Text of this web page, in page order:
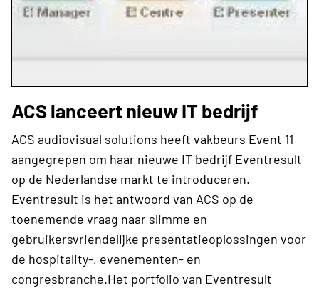
ACS lanceert nieuw IT bedrijf
ACS audiovisual solutions heeft vakbeurs Event 11
aangegrepen om haar nieuwe IT bedrijf Eventresult
op de Nederlandse markt te introduceren.
Eventresult is het antwoord van ACS op de
toenemende vraag naar slimme en
gebruikersvriendelijke presentatieoplossingen voor
de hospitality-, evenementen- en
congresbranche.Het portfolio van Eventresult